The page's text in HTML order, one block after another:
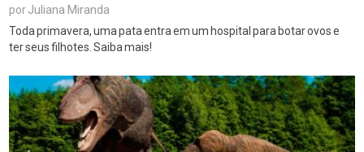
porJuliana Miranda
Toda primavera, uma pata entra em um hospital para botar ovos e
ter seus filhotes. Saiba mais!